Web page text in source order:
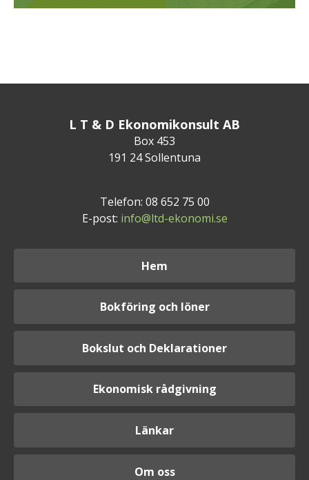
L T & D Ekonomikonsult AB
Box 453
191 24 Sollentuna
Telefon: 08 652 75 00
E-post: info@ltd-ekonomi.se
Hem
Bokföring och löner
Bokslut och Deklarationer
Ekonomisk rådgivning
Länkar
Om oss